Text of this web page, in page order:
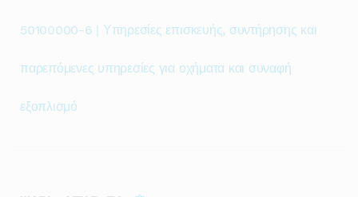
50100000-6 | Υπηρεσίες επισκευής, συντήρησης και
παρεπόμενες υπηρεσίες για οχήματα και συναφή
εξοπλισμό